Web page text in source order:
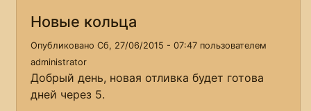
Новые кольца
Опубликовано Сб, 27/06/2015 - 07:47 пользователем
administrator
Добрый день, новая отливка будет готова
дней через 5.